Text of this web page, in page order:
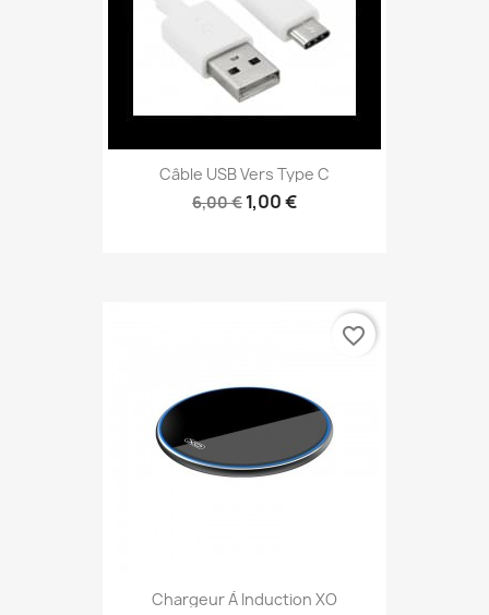
Câble USB Vers Type C
6,00 € 1,00 €
Chargeur À Induction XO
favorite_border